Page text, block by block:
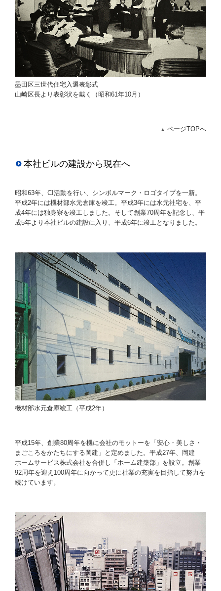
墨田区三世代住宅入選表彰式
山崎区長より表彰状を戴く（昭和61年10月）
▲ ページTOPへ
本社ビルの建設から現在へ
昭和63年、CI活動を行い、シンボルマーク・ロゴタイプを一新。
平成2年には機材部水元倉庫を竣工。平成3年には水元社宅を、平
成4年には独身寮を竣工しました。そして創業70周年を記念し、平
成5年より本社ビルの建設に入り、平成6年に竣工となりました。
機材部水元倉庫竣工（平成2年）
平成15年、創業80周年を機に会社のモットーを「安心・美しさ・
まごころをかたちにする岡建」と定めました。平成27年、岡建
ホームサービス株式会社を合併し「ホーム建築部」を設立。創業
92周年を迎え100周年に向かって更に社業の充実を目指して努力を
続けています。